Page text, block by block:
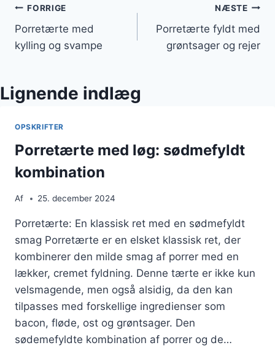
Indlægsnavigation
FORRIGE
Porretærte med
kylling og svampe
NÆSTE
Porretærte fyldt med
grøntsager og rejer
Lignende indlæg
OPSKRIFTER
Porretærte med løg: sødmefyldt
kombination
Af 25. december 2024
Porretærte: En klassisk ret med en sødmefyldt
smag Porretærte er en elsket klassisk ret, der
kombinerer den milde smag af porrer med en
lækker, cremet fyldning. Denne tærte er ikke kun
velsmagende, men også alsidig, da den kan
tilpasses med forskellige ingredienser som
bacon, fløde, ost og grøntsager. Den
sødemefyldte kombination af porrer og de…